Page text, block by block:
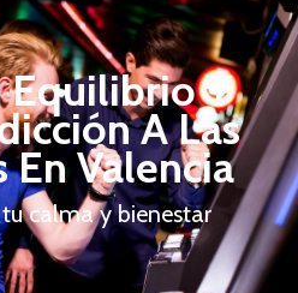
Equilibrio Y
A Las
Valencia
calma y bienestar